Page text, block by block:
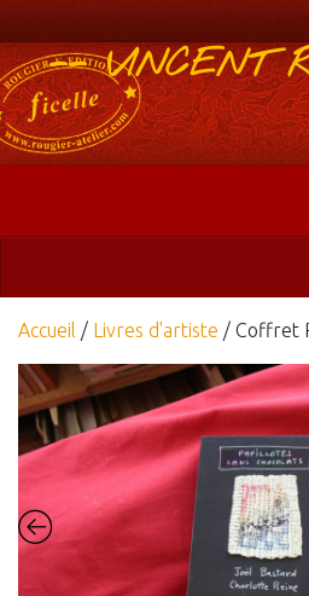
-- VINCENT
Boutique
Abonnements 2025
Éditions
ficelle&PlisUrgents
Plis urgents
Ficelle Partagée
Accueil / Livres d'artiste / Coffret